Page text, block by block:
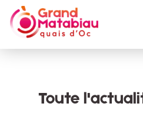
Aller au contenu principal
Toute